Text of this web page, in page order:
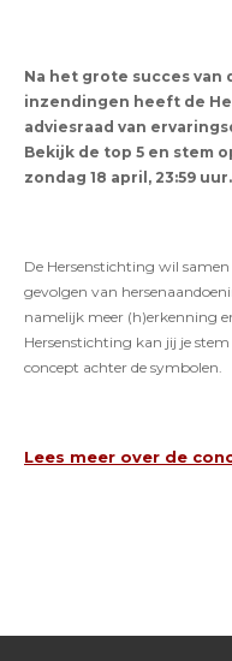
Na het grote succes van
inzendingen heeft de
adviesraad van
Bekijk de top 5 en stem
zondag 18 april, 23:59 uur.
De Hersenstichting wil
gevolgen van
namelijk meer (h)erkenning
Hersenstichting kan jij je
concept achter de symbolen.
Lees meer over de